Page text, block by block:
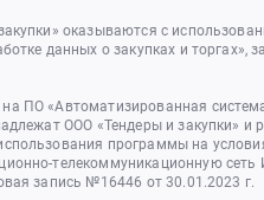
оказываются с
данных о закупках и торгах»,
ПО «Автоматизированная
ООО «Тендеры и закупки» и
программы на
телекоммуникационную сеть
запись №16446 от 30.01.2023 г.